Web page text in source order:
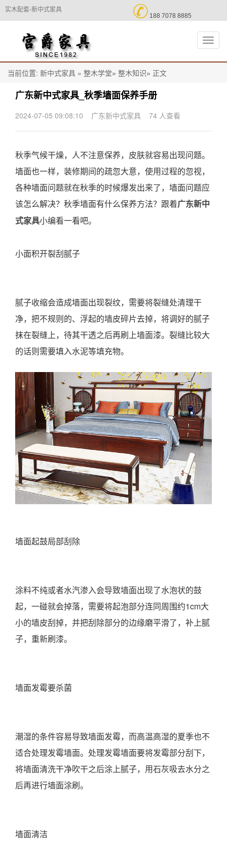
实木配套-新中式家具  188 7078 8885
切
换
导
当前位置: 新中式家具 » 整木学堂» 整木知识» 正文
广东新中式家具_秋季墙面保养手册
2024-07-05 09:08:10 广东新中式家具 74 人查看
秋季气候干燥，人不注意保养，皮肤就容易出现问题。
墙面也一样，装修期间的疏忽大意，使用过程的忽视，
各种墙面问题就在秋季的时候爆发出来了，墙面问题应
该怎么解决？秋季墙面有什么保养方法？跟着广东新中
式家具小编看一看吧。
小面积开裂刮腻子
腻子收缩会造成墙面出现裂纹，需要将裂缝处清理干
净，把不规则的、浮起的墙皮碎片去掉，将调好的腻子
抹在裂缝上，待其干透之后再刷上墙面漆。裂缝比较大
的话则需要填入水泥等填充物。
墙面起鼓局部刮除
涂料不纯或者水汽渗入会导致墙面出现了水泡状的鼓
起，一碰就会掉落，需要将起泡部分连同周围约1cm大
小的墙皮刮掉，并把刮除部分的边缘磨平滑了，补上腻
子，重新刷漆。
墙面发霉要杀菌
潮湿的条件容易导致墙面发霉，而高温高湿的夏季也不
适合处理发霉墙面。处理发霉墙面要将发霉部分刮下，
将墙面清洗干净吹干之后涂上腻子，用石灰吸去水分之
后再进行墙面涂刷。
墙面清洁